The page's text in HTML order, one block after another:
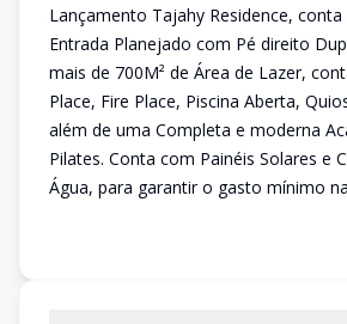
Lançamento Tajahy Residence,
Entrada Planejado com Pé direito
mais de 700M² de Área de Lazer,
Place, Fire Place, Piscina Aberta,
além de uma Completa e moderna
Pilates. Conta com Painéis Solares e
Água, para garantir o gasto mínimo